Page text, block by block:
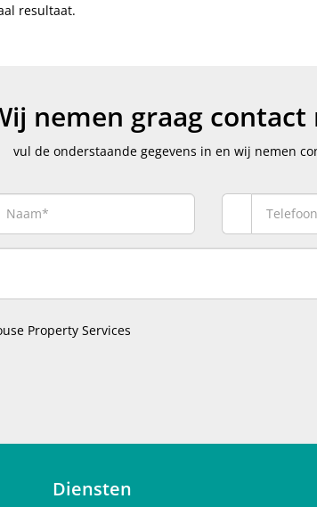
resultaat.
nemen graag
vul de onderstaande gegevens in en wij nemen
Property Services
Diensten